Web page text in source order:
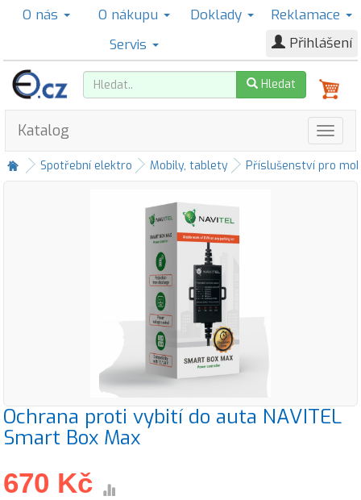
O nás O nákupu Doklady
Reklamace
Servis
Přihlášení
Hledat
Katalog
Spotřební elektro Mobily, tablety Příslušenství pro
Ochrana proti vybití do auta NAVITEL
Smart Box Max
670 Kč